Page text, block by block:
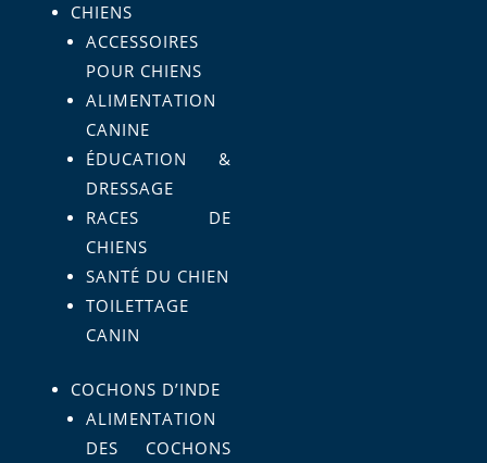
CHIENS
ACCESSOIRES
POUR CHIENS
ALIMENTATION
CANINE
ÉDUCATION &
DRESSAGE
RACES DE
CHIENS
SANTÉ DU CHIEN
TOILETTAGE
CANIN
COCHONS D’INDE
ALIMENTATION
DES COCHONS